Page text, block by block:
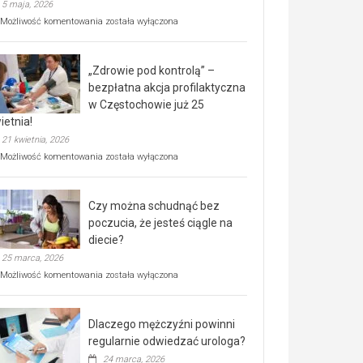
5 maja, 2026
Możliwość komentowania Rusza
rehabilitacji
dla
seniorów!
została wyłączona
„Zdrowie pod kontrolą” –
bezpłatna akcja profilaktyczna
w Częstochowie już 25
21 kwietnia, 2026
Możliwość komentowania „Zdrowie
bezpłatna
akcja
profilaktyczna
w
już
kwietnia!
została wyłączona
Czy można schudnąć bez
poczucia, że jesteś ciągle na
diecie?
25 marca, 2026
Możliwość komentowania Czy
poczucia,
że
została wyłączona
Dlaczego mężczyźni powinni
regularnie odwiedzać urologa?
24 marca, 2026